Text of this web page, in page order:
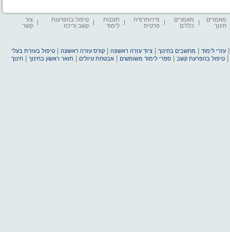
מאמרים
חינוך
מאמרים
כללים
פיזיותרפיה
פרטית
תוכנות
לימוד
טיפול בהפרעות
קשב וריכוז
צור
קשר
עזרי לימוד מחשבים בחינוך |ציוד עזרה ראשונה |קורס עזרה ראשונה |טיפול בעזרת בעלי
|טיפול בהפרעת קשב |ספרי לימוד משומשים |אבטחת טיולים תואר ראשון בחינוך |חינוך